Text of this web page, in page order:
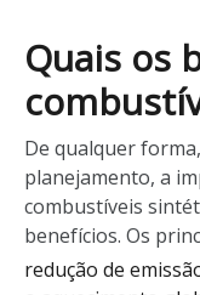
Quais os
De qualquer
planejamento, a
combustíveis
benefícios. Os
redução de